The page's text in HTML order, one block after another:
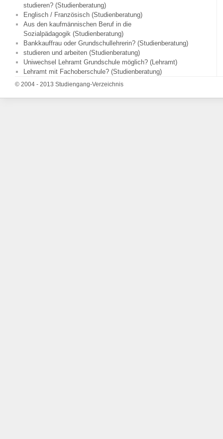
studieren? (Studienberatung)
Englisch / Französisch (Studienberatung)
Aus den kaufmännischen Beruf in die
Sozialpädagogik (Studienberatung)
Bankkauffrau oder Grundschullehrerin? (Studienberatung)
studieren und arbeiten (Studienberatung)
Uniwechsel Lehramt Grundschule möglich? (Lehramt)
Lehramt mit Fachoberschule? (Studienberatung)
© 2004 - 2013 Studiengang-Verzeichnis